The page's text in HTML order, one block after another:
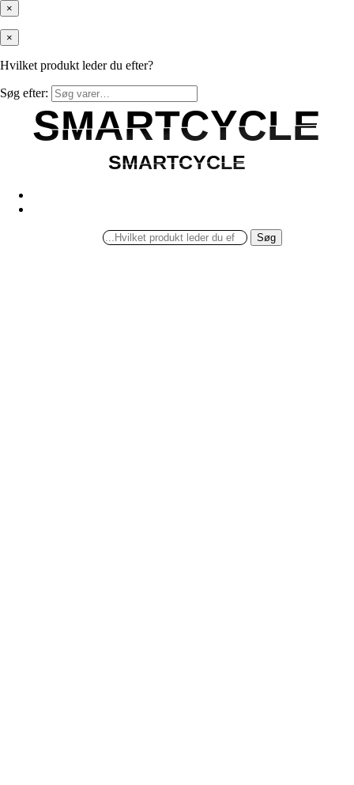
×
×
Hvilket produkt leder du efter?
Søg efter:
SMARTCYCLE
SMARTCYCLE
SMARTCYCLE
SMARTCYCLE
Søg